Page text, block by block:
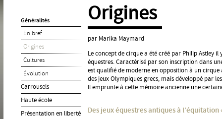
êtes
ici
Généralités
En bref
Origines
Cultures
Évolution
Carrousels
Haute école
Présentation en liberté
Origines
par Marika Maymard
Le concept de cirque a été créé par Philip Astley il
équestres. Caractérisé par son inscription dans
est qualifié de moderne en opposition à un
des jeux Olympiques grecs, mais développé par
Il emprunte à cette mémoire ancienne une
Des jeux équestres antiques à l’équitation